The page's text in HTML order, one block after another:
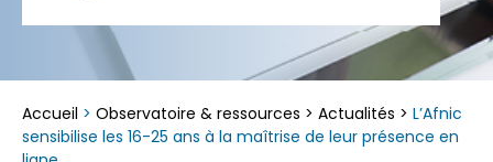
Accueil > Observatoire & ressources > Actualités > L’Afnic
sensibilise les 16-25 ans à la maîtrise de leur présence en